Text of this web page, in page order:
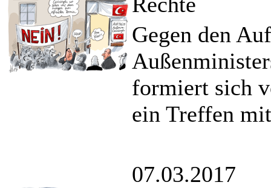
Gegen den
formiert sich
ein Treffen
07.03.2017